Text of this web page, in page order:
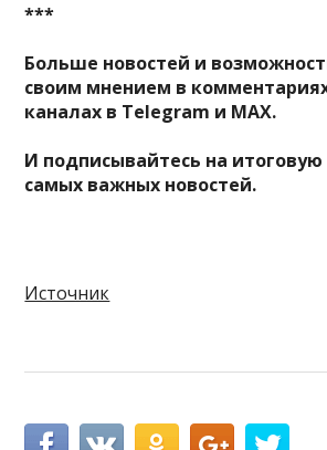
***
Больше новостей и
своим мнением в
каналах в Telegram и MAX.
И подписывайтесь на
самых важных новостей.
Источник